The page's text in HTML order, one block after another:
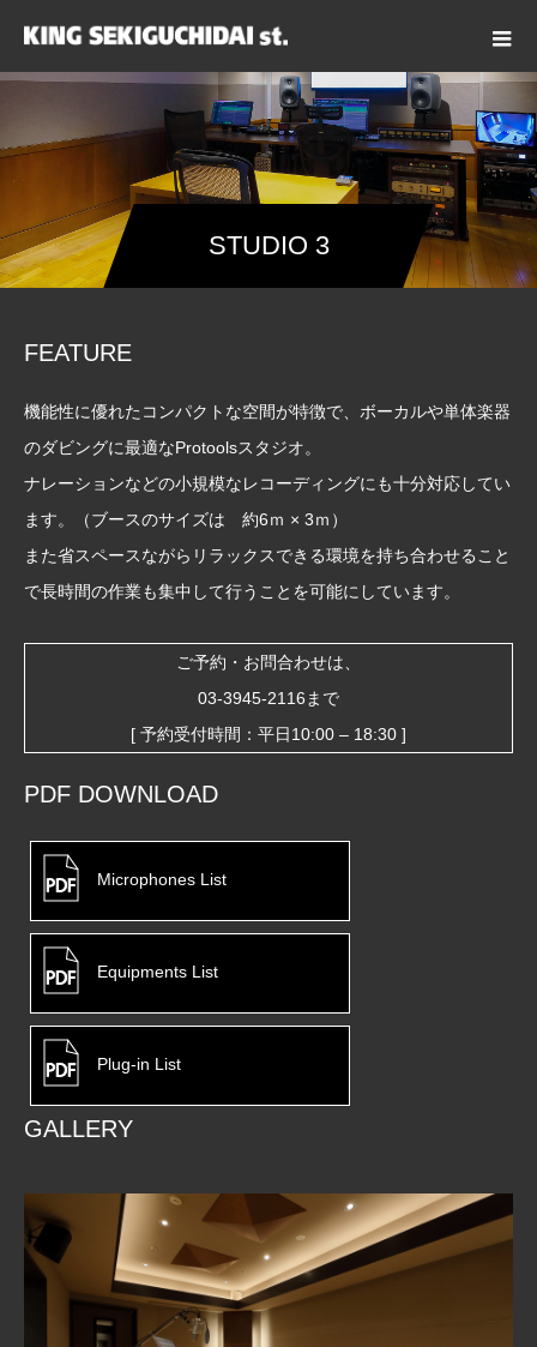
STUDIO 3
FEATURE
機能性に優れたコンパクトな空間が特徴で、ボーカルや単体楽器
のダビングに最適なProtoolsスタジオ。
ナレーションなどの小規模なレコーディングにも十分対応してい
ます。（ブースのサイズは 約6ｍ × 3ｍ）
また省スペースながらリラックスできる環境を持ち合わせること
で長時間の作業も集中して行うことを可能にしています。
ご予約・お問合わせは、
03-3945-2116 まで
[ 予約受付時間：平日10:00 – 18:30 ]
PDF DOWNLOAD
Microphones List
Equipments List
Plug-in List
GALLERY